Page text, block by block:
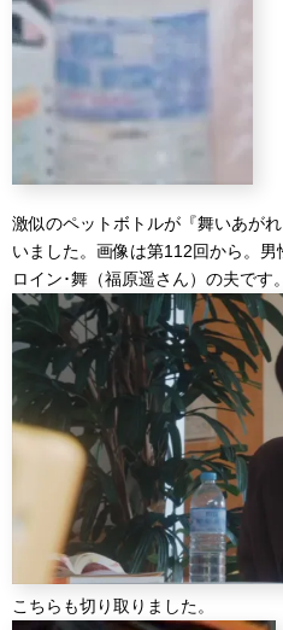
激似のペットボトルが『舞いあが
いました。画像は第112回から。
ロイン･舞（福原遥さん）の夫です。
こちらも切り取りました。